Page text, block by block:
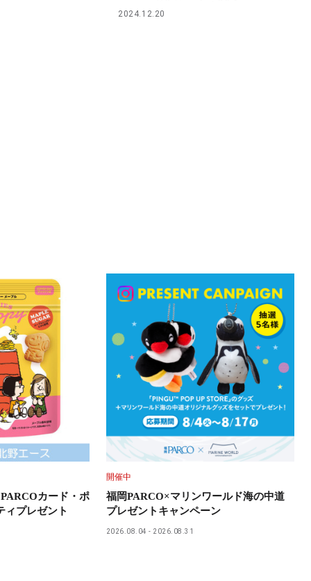
2024.12.20
カード・ポ
ィプレゼント
開催中
福岡PARCO×マリンワールド海の中道
プレゼントキャンペーン
2026.08.04 2026.08.31